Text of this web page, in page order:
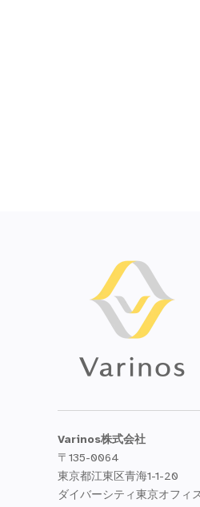
Varinos株式会社
〒135-0064
東京都江東区青海1-1-20
ダイバーシティ東京オフィ